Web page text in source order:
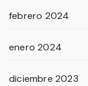
febrero 2024
enero 2024
diciembre 2023